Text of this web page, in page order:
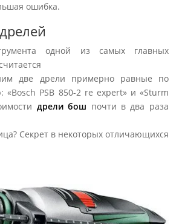
ошибка.
одной из самых главных
две дрели примерно равные по
«Bosch PSB 850-2 re expert» и «Sturm
дрели бош почти в два раза
Секрет в некоторых отличающихся